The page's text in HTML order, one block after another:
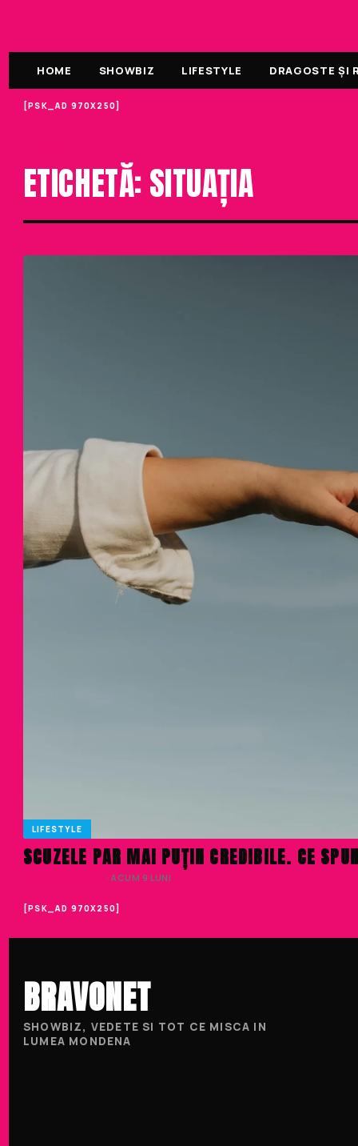
HOME SHOWBIZ LIFESTYLE DRAGOSTE ȘI
[PSK_AD 970X250]
ETICHETĂ: SITUAȚIA
LIFESTYLE
SCUZELE PAR MAI PUȚIN CREDIBILE. CE
· ACUM 9 LUNI
[PSK_AD 970X250]
BRAVONET
SHOWBIZ, VEDETE SI TOT CE MISCA IN
LUMEA MONDENA